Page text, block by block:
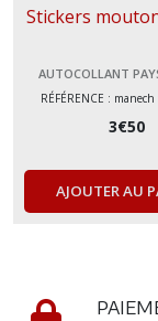
Stickers
AUTOCOLLANT
RÉFÉRENCE :
3€50
AJOUTER AU